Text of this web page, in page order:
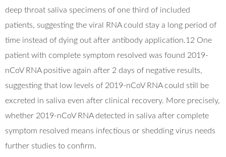
deep throat saliva specimens of one third of included
patients, suggesting the viral RNA could stay a long period of
time instead of dying out after antibody application.12 One
patient with complete symptom resolved was found 2019-
nCoV RNA positive again after 2 days of negative results,
suggesting that low levels of 2019-nCoV RNA could still be
excreted in saliva even after clinical recovery. More precisely,
whether 2019-nCoV RNA detected in saliva after complete
symptom resolved means infectious or shedding virus needs
further studies to confirm.